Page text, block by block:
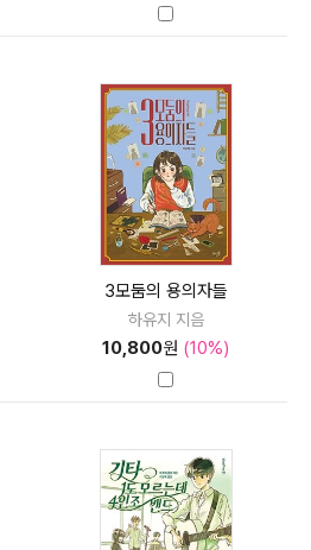
3모둠의 용의자들
하유지 지음
10,800원 (10%)